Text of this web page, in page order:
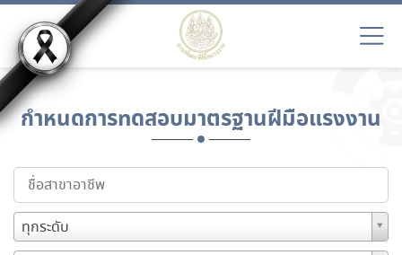
กำหนดการทดสอบมาตรฐานฝีมือแรงงาน
ทุกระดับ